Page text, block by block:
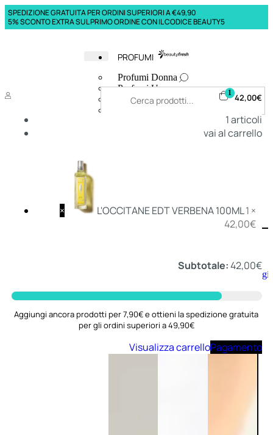
SPEDIZIONE GRATUITA PER ORDINI SUPERIORI A €49,90
5% SCONTO EXTRA SUL PRIMO ORDINE CON IL CODICE BEAUTY5
PROFUMI
Profumi Donna
Profumi Uomo
Deodoranti Donna
Deo
Aggiungi
1 42,00€
1articoli
vai al carrello
× L'OCCITANE EDT VERBENA 100ML1 ×
42,00€
Subtotale:42,00€
Aggiungi ancora prodotti per 7,90€ e ottieni la spedizione gratuita
per gli ordini superiori a 49,90€
Visualizza carrelloPagamento